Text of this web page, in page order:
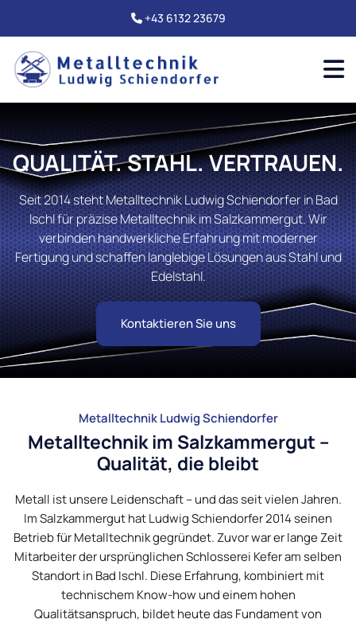
 +43 6132 23679
QUALITÄT. STAHL. VERTRAUEN.
Seit 2014 steht Metalltechnik Ludwig Schiendorfer in Bad
Ischl für präzise Metalltechnik im Salzkammergut. Wir
verbinden handwerkliche Erfahrung mit moderner
Fertigung und schaffen langlebige Lösungen aus Stahl und
Edelstahl.
Kontaktieren Sie uns
Metalltechnik Ludwig Schiendorfer
Metalltechnik im Salzkammergut –
Qualität, die bleibt
Metall ist unsere Leidenschaft – und das seit vielen Jahren.
Im Salzkammergut hat Ludwig Schiendorfer 2014 seinen
Betrieb für Metalltechnik gegründet. Zuvor war er lange Zeit
Mitarbeiter der ursprünglichen Schlosserei Kefer am selben
Standort in Bad Ischl. Diese Erfahrung, kombiniert mit
technischem Know-how und einem hohen
Qualitätsanspruch, bildet heute das Fundament von